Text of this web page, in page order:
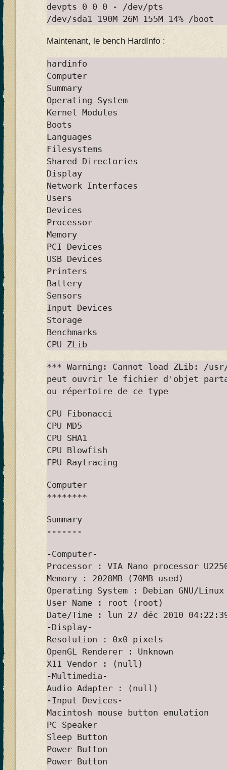
devpts 0 0 0 - /dev/pts
/dev/sda1 190M 26M 155M 14% /boot
Maintenant, le bench HardInfo :
hardinfo
Computer
Summary
Operating System
Kernel Modules
Boots
Languages
Filesystems
Shared Directories
Display
Network Interfaces
Users
Devices
Processor
Memory
PCI Devices
USB Devices
Printers
Battery
Sensors
Input Devices
Storage
Benchmarks
CPU ZLib
*** Warning: Cannot load ZLib: /
peut ouvrir le fichier d'objet
ou répertoire de ce type
CPU Fibonacci
CPU MD5
CPU SHA1
CPU Blowfish
FPU Raytracing
Computer
********
Summary
-------
-Computer-
Processor : VIA Nano processor
Memory : 2028MB (70MB used)
Operating System : Debian GNU/
User Name : root (root)
Date/Time : lun 27 déc 2010
-Display-
Resolution : 0x0 pixels
OpenGL Renderer : Unknown
X11 Vendor : (null)
-Multimedia-
Audio Adapter : (null)
-Input Devices-
Macintosh mouse button emulation
PC Speaker
Sleep Button
Power Button
Power Button